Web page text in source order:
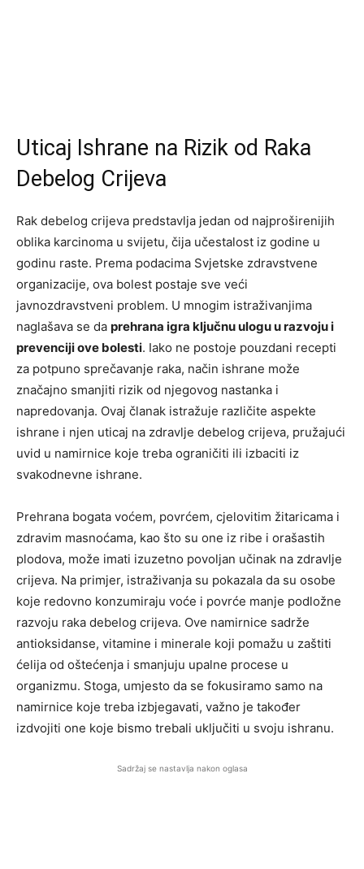
Uticaj Ishrane na Rizik od Raka
Debelog Crijeva
Rak debelog crijeva predstavlja jedan od najproširenijih
oblika karcinoma u svijetu, čija učestalost iz godine u
godinu raste. Prema podacima Svjetske zdravstvene
organizacije, ova bolest postaje sve veći
javnozdravstveni problem. U mnogim istraživanjima
naglašava se da prehrana igra ključnu ulogu u razvoju i
prevenciji ove bolesti. Iako ne postoje pouzdani recepti
za potpuno sprečavanje raka, način ishrane može
značajno smanjiti rizik od njegovog nastanka i
napredovanja. Ovaj članak istražuje različite aspekte
ishrane i njen uticaj na zdravlje debelog crijeva, pružajući
uvid u namirnice koje treba ograničiti ili izbaciti iz
svakodnevne ishrane.
Prehrana bogata voćem, povrćem, cjelovitim žitaricama i
zdravim masnoćama, kao što su one iz ribe i orašastih
plodova, može imati izuzetno povoljan učinak na zdravlje
crijeva. Na primjer, istraživanja su pokazala da su osobe
koje redovno konzumiraju voće i povrće manje podložne
razvoju raka debelog crijeva. Ove namirnice sadrže
antioksidanse, vitamine i minerale koji pomažu u zaštiti
ćelija od oštećenja i smanjuju upalne procese u
organizmu. Stoga, umjesto da se fokusiramo samo na
namirnice koje treba izbjegavati, važno je također
izdvojiti one koje bismo trebali uključiti u svoju ishranu.
Sadržaj se nastavlja nakon oglasa